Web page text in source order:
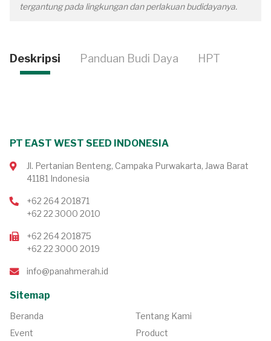
tergantung pada lingkungan dan perlakuan budidayanya.
Deskripsi Panduan Budi Daya HPT
PT EAST WEST SEED INDONESIA
Jl. Pertanian Benteng, Campaka Purwakarta, Jawa Barat
41181 Indonesia
+62 264 201871
+62 22 3000 2010
+62 264 201875
+62 22 3000 2019
info@panahmerah.id
Sitemap
Beranda
Tentang Kami
Event
Product